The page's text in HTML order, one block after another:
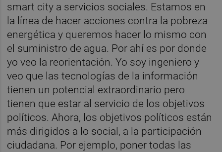
smart city a servicios sociales. Estamos en
la línea de hacer acciones contra la pobreza
energética y queremos hacer lo mismo con
el suministro de agua. Por ahí es por donde
yo veo la reorientación. Yo soy ingeniero y
veo que las tecnologías de la información
tienen un potencial extraordinario pero
tienen que estar al servicio de los objetivos
políticos. Ahora, los objetivos políticos están
más dirigidos a lo social, a la participación
ciudadana. Por ejemplo, poner todas las